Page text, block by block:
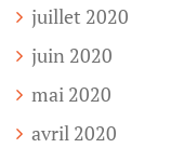
juillet 2020
juin 2020
mai 2020
avril 2020